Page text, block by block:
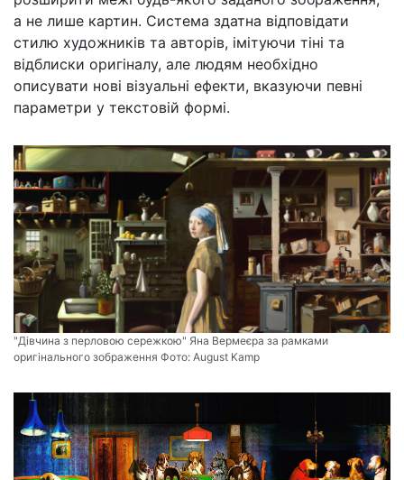
а не лише картин. Система здатна відповідати
стилю художників та авторів, імітуючи тіні та
відблиски оригіналу, але людям необхідно
описувати нові візуальні ефекти, вказуючи певні
параметри у текстовій формі.
"Дівчина з перловою сережкою" Яна Вермеєра за рамками
оригінального зображення Фото: August Kamp